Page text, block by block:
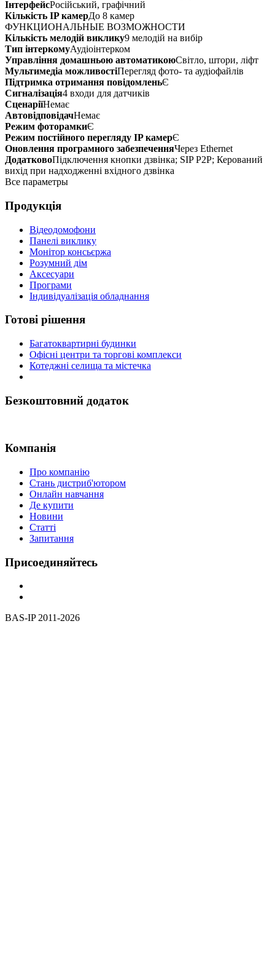
ІнтерфейсРосійський, графічний
Кількість IP камерДо 8 камер
ФУНКЦИОНАЛЬНЫЕ ВОЗМОЖНОСТИ
Кількість мелодій виклику9 мелодій на вибір
Тип інтеркомуАудіоінтерком
Управління домашньою автоматикоюСвітло, штори, ліфт
Мультимедіа можливостіПерегляд фото- та аудіофайлів
Підтримка отримання повідомленьЄ
Сигналізація4 входи для датчиків
СценаріїНемає
АвтовідповідачНемає
Режим фоторамкиЄ
Режим постійного перегляду IP камерЄ
Оновлення програмного забезпеченняЧерез Ethernet
ДодатковоПідключення кнопки дзвінка; SIP P2P; Керований
вихід при надходженні вхідного дзвінка
Все параметры
Продукція
Відеодомофони
Панелі виклику
Монітор консьєржа
Розумний дім
Аксесуари
Програми
Індивідуалізація обладнання
Готові рішення
Багатоквартирні будинки
Офісні центри та торгові комплекси
Котеджні селища та містечка
Безкоштовний додаток
Компанія
Про компанію
Стань дистриб'ютором
Онлайн навчання
Де купити
Новини
Статті
Запитання
Присоединяйтесь
BAS-IP 2011-2026